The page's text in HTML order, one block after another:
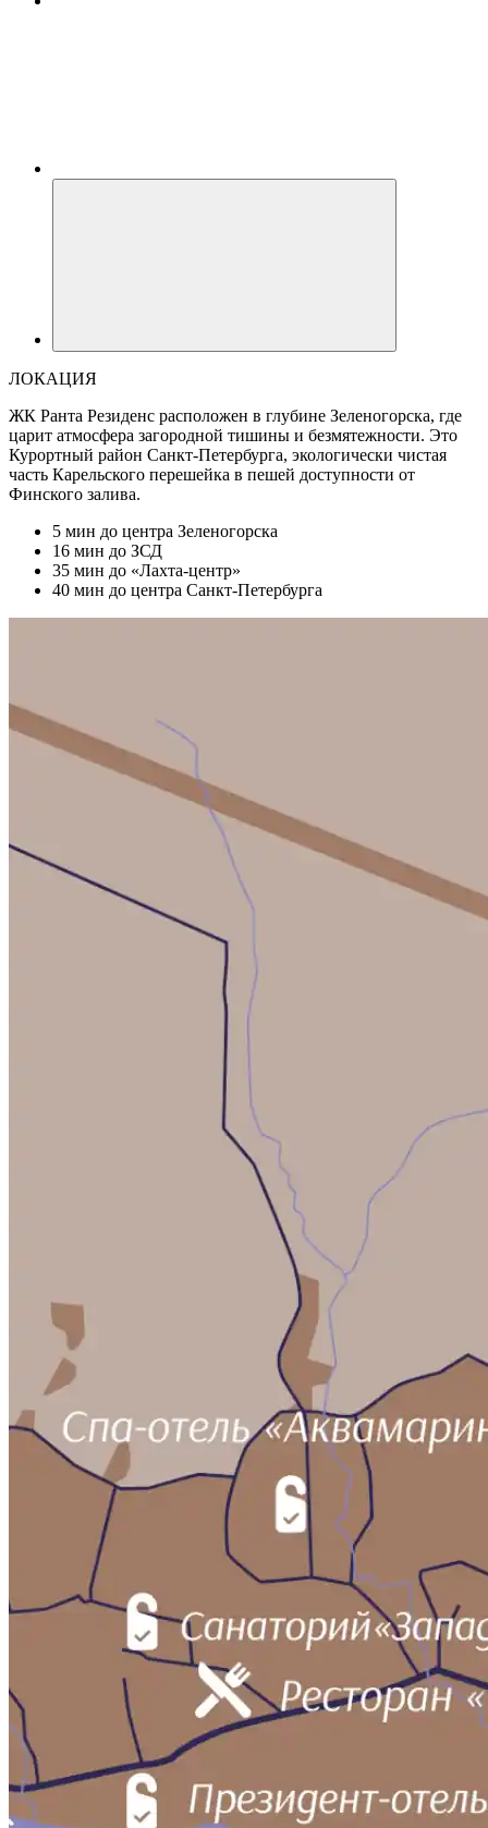
ЛОКАЦИЯ
ЖК Ранта Резиденс расположен в глубине Зеленогорска, где
царит атмосфера загородной тишины и безмятежности. Это
Курортный район Санкт-Петербурга, экологически чистая
часть Карельского перешейка в пешей доступности от
Финского залива.
5 мин до центра Зеленогорска
16 мин до ЗСД
35 мин до «Лахта-центр»
40 мин до центра Санкт-Петербурга